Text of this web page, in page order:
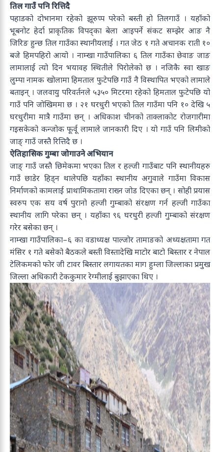
तिल गाउँ पनि रित्तिदै
पहाडको दोभानमा रहेको झूरुप्प परेको बस्ती हो तिलगाउँ । यहाँको
भूबनोट हेर्दा प्राकृतिक विपद्का बेला आइपर्ने संकट सम्झेर आङ नै
जिरिङ हुन्छ तिल गाउँका स्थानीयलाई । गत जेठ १ गते अचानक राती १०
बजे हिमपहिरो आयो । नाम्खा गाउँपालिका ६ तिल गाउँका छेवाङ जाङ
लामालाई त्यो दिन भयावह स्थितीले पिरोलेको छ । नजिकै स्वा खाङ
लुम्पा नामक खोलामा हिमताल फुटेपछि गाउँ नै विस्थापित भएको लामाले
बताइन् । जलवायु परिवर्तनले ५३५० मिटरमा रहेको हिमताल फुटेपछि यो
गाउँ पनि जोखिममा छ । २१ घरधुरी भएको तिल गाउँमा पनि १० देखि ५
घरधुरीमा मात्रै गाउँमा छन् । अधिकाश चीनको ताक्लाकोट रोजगारीमा
गइसकेको कन्जोक फूर्वू लामाले जानकारी दिए । यो गाउँ पनि लिमीको
जाङ् गाउँ जस्तै रित्तिदै छ ।
ऐतिहासिक गुम्बा जोगाउने अभियान
जाङ् गाउँ जस्तै छिमेकमा भएका तिल र हल्जी गाउँबाट पनि स्थानीयहरु
गाउँ छाडेर हिड्न थालेपछि यहाँका स्थानीय अगुवाले गाउँमा विकास
निर्माणको कामलाई प्राथामिकतामा राख्न जोड दिएका छन् । सोही प्रयास
स्वरुप एक सय वर्ष पुरानो हल्जी गुम्बाको संरक्षण गर्न हल्जी गाउँका
स्थानीय लागि परेका छन् । यहाँका ९६ घरधुरी हल्जी गुम्बाको संरक्षण
गरेर बसेका छन् ।
नाम्खा गाउँपालिका–६ का वडाध्यक्ष पाल्जोर तामाङको अध्यक्षतामा गत
मंसिर १ गते बसेको बैठकले बस्ती विस्तादेखि माटोर बाटो बिस्तार र नेपाल
टेलिकमको फोर जी टावर बिस्तार लगायतका माग हुम्ला जिल्लाका प्रमुख
जिल्ला अधिकारी टेककुमार रेग्मीलाई बुझाएका थिए ।